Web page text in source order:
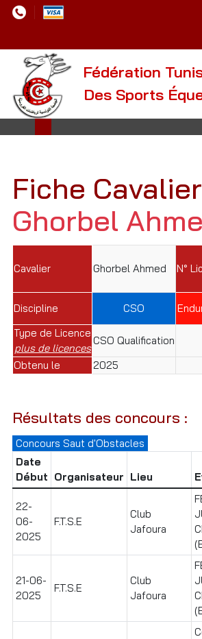
Fédération
Des Sports
Fiche Cavalier
Ghorbel
Cavalier Ghorbel Ahmed N°
Discipline
CSO
Type de Licence
plus de licences
CSO Qualification
Obtenu le
2025
Résultats des concours :
Concours Saut d'Obstacles
Date
Début Organisateur Lieu
22-
06-
2025
F.T.S.E
Club
Jafoura
21-06-
2025
F.T.S.E
Club
Jafoura